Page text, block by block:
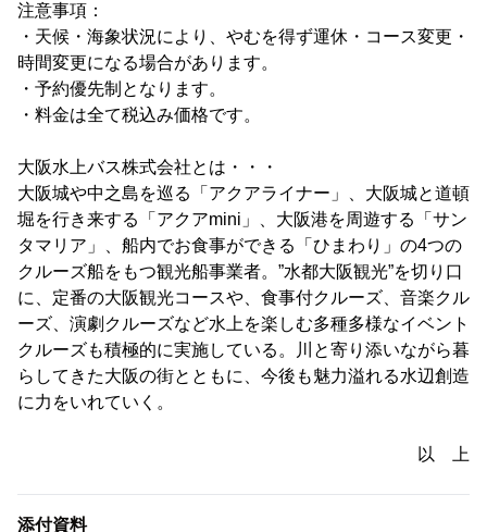
注意事項：
・天候・海象状況により、やむを得ず運休・コース変更・
時間変更になる場合があります。
・予約優先制となります。
・料金は全て税込み価格です。
大阪水上バス株式会社とは・・・
大阪城や中之島を巡る「アクアライナー」、大阪城と道頓
堀を行き来する「アクアmini」、大阪港を周遊する「サン
タマリア」、船内でお食事ができる「ひまわり」の4つの
クルーズ船をもつ観光船事業者。”水都大阪観光”を切り口
に、定番の大阪観光コースや、食事付クルーズ、音楽クル
ーズ、演劇クルーズなど水上を楽しむ多種多様なイベント
クルーズも積極的に実施している。川と寄り添いながら暮
らしてきた大阪の街とともに、今後も魅力溢れる水辺創造
に力をいれていく。
以 上
添付資料